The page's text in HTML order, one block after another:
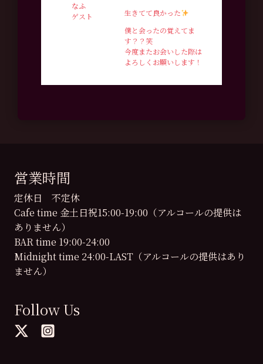
なふ
ゲスト
生きてて良かった
僕と会ったの覚えてま
す？？笑
今度またお会いした際は
よろしくお願いします！
営業時間
定休日 不定休
Cafe time 金土日祝15:00-19:00（アルコールの提供は
ありません）
BAR time 19:00-24:00
Midnight time 24:00-LAST（アルコールの提供はあり
ません）
Follow Us